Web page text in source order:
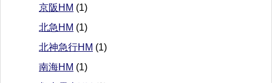
京阪HM (1)
北急HM (1)
北神急行HM (1)
南海HM (1)